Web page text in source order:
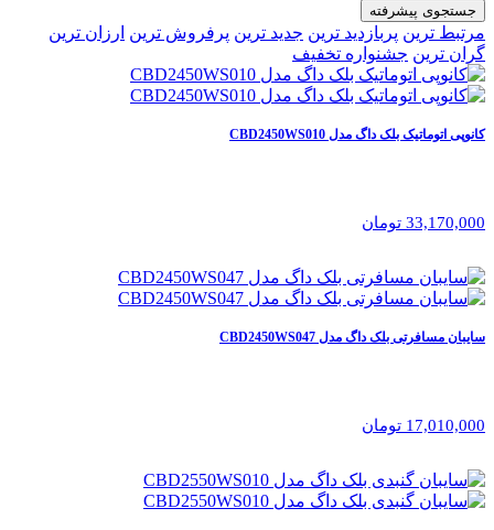
جستجوی پیشرفته
مرتبط ترین پربازدید ترین جدید ترین پرفروش ترین ارزان ترین
گران ترین جشنواره تخفیف
کانوپی اتوماتیک بلک داگ مدل CBD2450WS010
33,170,000 تومان
سایبان مسافرتی بلک داگ مدل CBD2450WS047
17,010,000 تومان